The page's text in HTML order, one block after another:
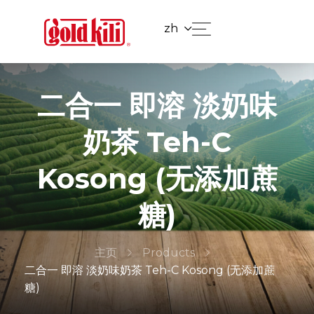
zh
二合一 即溶 淡奶味
奶茶 Teh-C
Kosong (无添加蔗
糖)
主页
Products
二合一 即溶 淡奶味奶茶 Teh-C Kosong (无添加蔗
糖)